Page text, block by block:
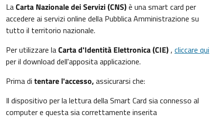
LaCarta Nazionale dei Servizi (CNS)è una smart card per
accedere ai servizi online della Pubblica Amministrazione su
tutto il territorio nazionale.
Per utilizzare laCarta d'Identità Elettronica (CIE) , cliccare qui
per il download dell'apposita applicazione.
Prima di tentare l'accesso,assicurarsi che:
Il dispositivo per la lettura della Smart Card sia connesso al
computer e questa sia correttamente inserita